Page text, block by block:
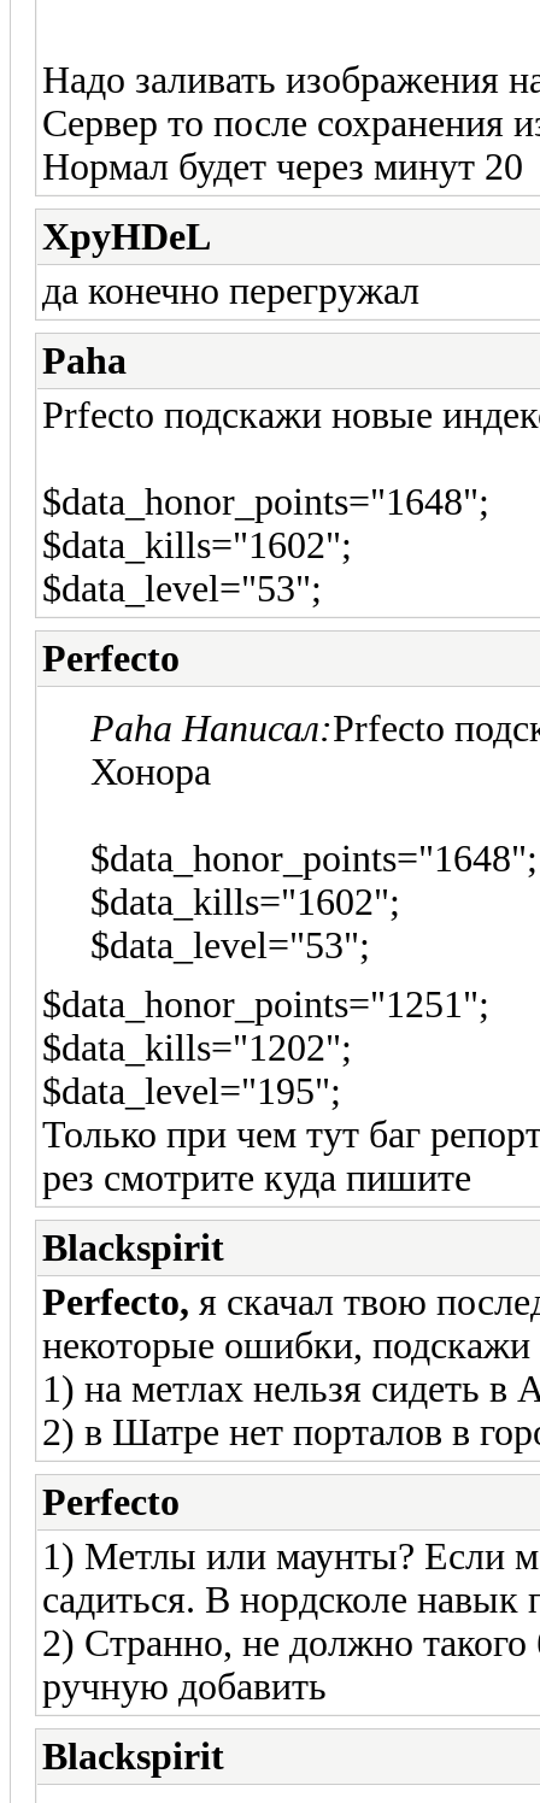
Надо заливать изображения
Сервер то после сохранения
Нормал будет через минут 20
XpyHDeL
да конечно перегружал
Paha
Prfecto подскажи новые
$data_honor_points="1648";
$data_kills="1602";
$data_level="53";
Perfecto
Paha Написал:Prfecto
Хонора
$data_honor_points="1648";
$data_kills="1602";
$data_level="53";
$data_honor_points="1251";
$data_kills="1202";
$data_level="195";
Только при чем тут баг
рез смотрите куда пишите
Blackspirit
Perfecto, я скачал твою
некоторые ошибки, подскажи
1) на метлах нельзя сидеть в
2) в Шатре нет порталов в
Perfecto
1) Метлы или маунты? Если
садиться. В нордсколе навык
2) Странно, не должно
ручную добавить
Blackspirit